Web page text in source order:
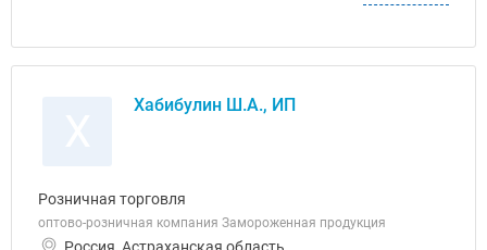
Хабибулин Ш.А., ИП
Розничная торговля
оптово-розничная компания Замороженная продукция